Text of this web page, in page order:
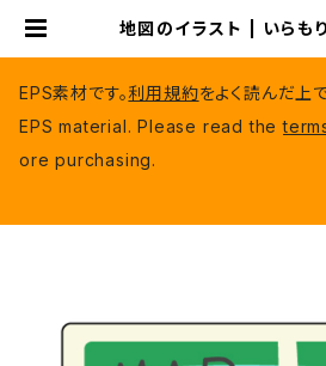
地図のイラスト | いらもり
EPS素材です。利用規約をよく読んだ上
EPS material. Please read the
ore purchasing.